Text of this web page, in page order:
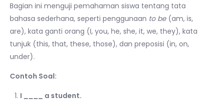
Bagian ini menguji pemahaman siswa tentang tata
bahasa sederhana, seperti penggunaan to be(am, is,
are), kata ganti orang (I, you, he, she, it, we, they), kata
tunjuk (this, that, these, those), dan preposisi (in, on,
under).
Contoh Soal:
I ____ a student.